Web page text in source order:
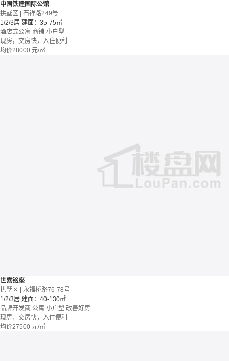
中国铁建国际公馆
拱墅区 | 石祥路249号
1/2/3居 建面：35-75㎡
酒店式公寓 商铺 小户型
现房，交房快，入住便利
均价28000 元/㎡
世嘉铭座
拱墅区 | 永福桥路76-78号
1/2/3居 建面：40-130㎡
品牌开发商 公寓 小户型 改善好房
现房，交房快，入住便利
均价27500 元/㎡